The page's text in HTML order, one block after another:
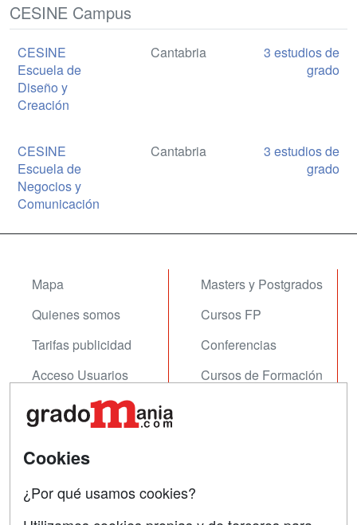
CESINE Campus
CESINE
Escuela de
Diseño y
Creación
Cantabria
3 estudios de
grado
CESINE
Escuela de
Negocios y
Comunicación
Cantabria
3 estudios de
grado
Mapa
Quienes somos
Tarifas publicidad
Acceso Usuarios
Acceso Centros
Masters y Postgrados
Cursos FP
Conferencias
Cursos de Formación
Contactar
Cookies
¿Por qué usamos cookies?